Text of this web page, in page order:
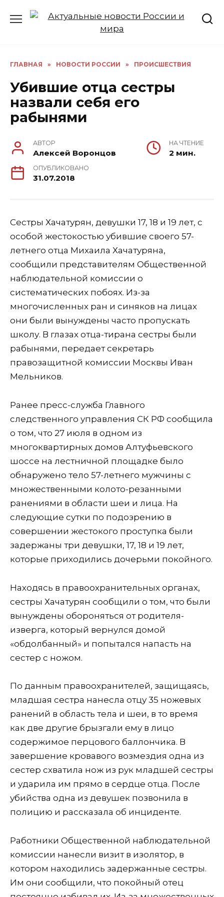
ГЛАВНАЯ » НОВОСТИ РОССИИ » ПРОИСШЕСТВИЯ
Убившие отца сестры
назвали себя его
рабынями
АВТОР
Алексей Воронцов
НА ЧТЕНИЕ
2 мин.
ОПУБЛИКОВАНО
31.07.2018
Сестры Хачатурян, девушки 17, 18 и 19 лет, с
особой жестокостью убившие своего 57-
летнего отца Михаила Хачатуряна,
сообщили представителям Общественной
наблюдательной комиссии о
систематических побоях. Из-за
многочисленных ран и синяков на лицах
они были вынуждены часто пропускать
школу. В глазах отца-тирана сестры были
рабынями, передает секретарь
правозащитной комиссии Москвы Иван
Мельников.
Ранее пресс-служба Главного
следственного управления СК РФ сообщила
о том, что 27 июля в одном из
многоквартирных домов Алтуфьевского
шоссе на лестничной площадке было
обнаружено тело 57-летнего мужчины с
множественными колото-резанными
ранениями в области шеи и лица. На
следующие сутки по подозрению в
совершении жестокого проступка были
задержаны три девушки, 17, 18 и 19 лет,
которые приходились дочерьми покойного.
Находясь в правоохранительных органах,
сестры Хачатурян сообщили о том, что были
вынуждены обороняться от родителя-
изверга, который вернулся домой
«обдолбанный» и попытался напасть на
сестер с ножом.
По данным правоохранителей, защищаясь,
младшая сестра нанесла отцу 35 ножевых
ранений в область тела и шеи, в то время
как две другие брызгали ему в лицо
содержимое перцового баллончика. В
завершение кровавого возмездия одна из
сестер схватила нож из рук младшей сестры
и ударила им прямо в сердце отца. После
убийства одна из девушек позвонила в
полицию и рассказала об инциденте.
Работники Общественной наблюдательной
комиссии нанесли визит в изолятор, в
котором находились задержанные сестры.
Им они сообщили, что покойный отец